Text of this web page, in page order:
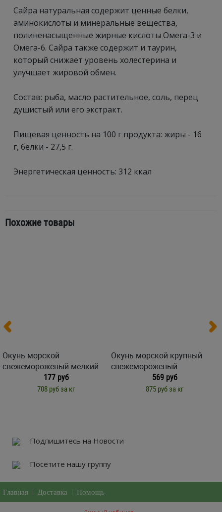
Сайра натуральная содержит ценные белки,
аминокислоты и минеральные вещества,
полиненасыщенные жирные кислоты Омега-3 и
Омега-6. Сайра также содержит и таурин,
который снижает уровень холестерина и
улучшает жировой обмен.
Состав: рыба, масло растительное, соль, перец
душистый или его экстракт.
Пищевая ценность на 100 г продукта: жиры - 16
г, белки - 27,5 г.
Энергетическая ценность: 312 ккал
Похожие товары
Окунь морской
свежемороженый мелкий
177 руб
708 руб за кг
Окунь морской крупный
свежемороженый
569 руб
875 руб за кг
Подпишитесь на Новости
Посетите нашу группу
Главная Доставка Помощь